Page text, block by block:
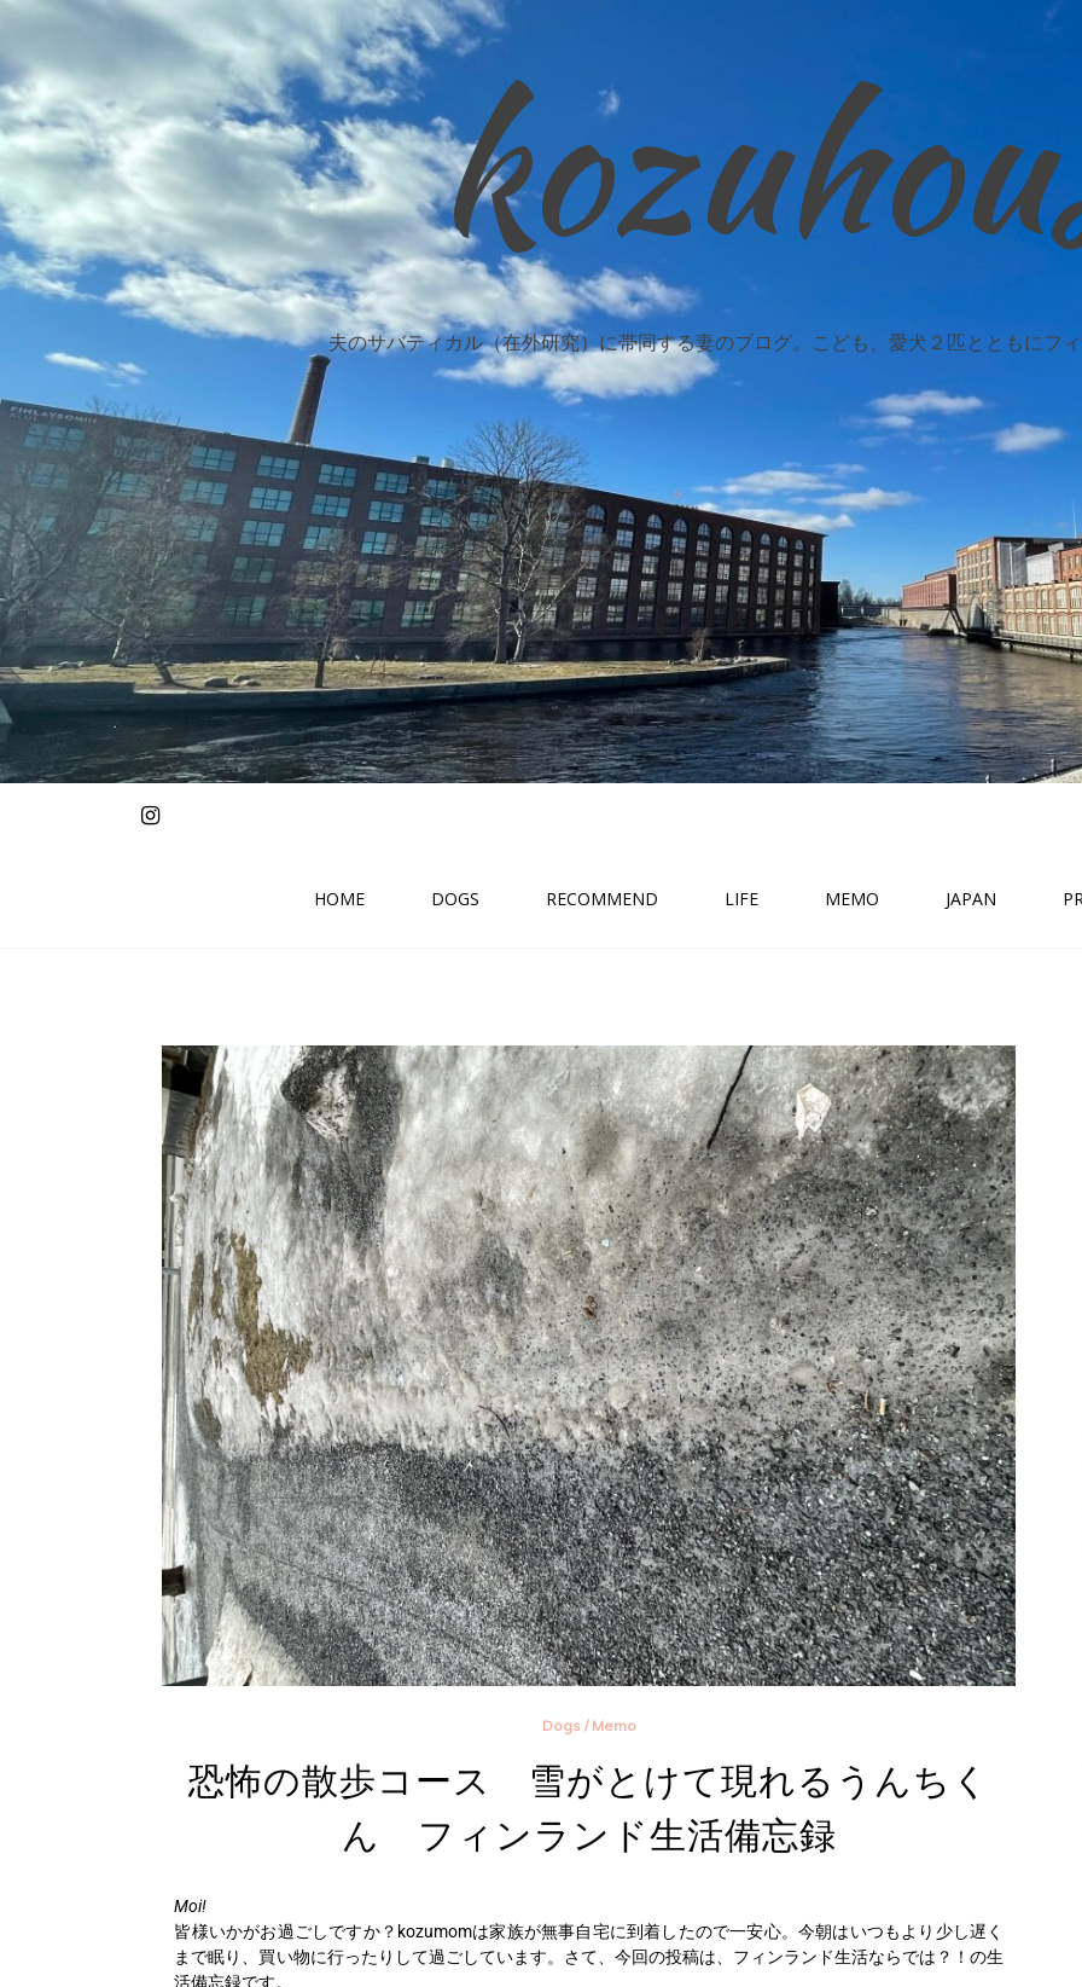
夫のサバティカル（在外研究）に帯同する妻のブログ。こども、愛犬２匹とともにフ
HOME DOGS RECOMMEND LIFE MEMO JAPAN
Dogs/ Memo
恐怖の散歩コース 雪がとけて現れるうんちく
ん フィンランド生活備忘録
Moi!
皆様いかがお過ごしですか？kozumomは家族が無事自宅に到着したので一安心。今朝はいつもより少し遅く
まで眠り、買い物に行ったりして過ごしています。さて、今回の投稿は、フィンランド生活ならでは？！の生
活備忘録です。